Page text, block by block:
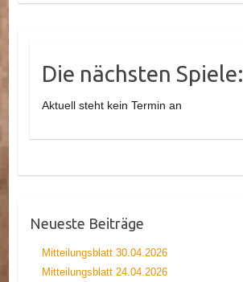
Die nächsten Spiele:
Aktuell steht kein Termin an
Neueste Beiträge
Mitteilungsblatt 30.04.2026
Mitteilungsblatt 24.04.2026